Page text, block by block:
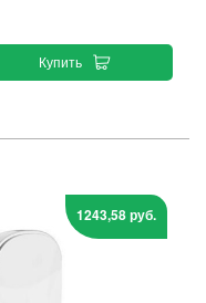
Купить
1243,58 руб.